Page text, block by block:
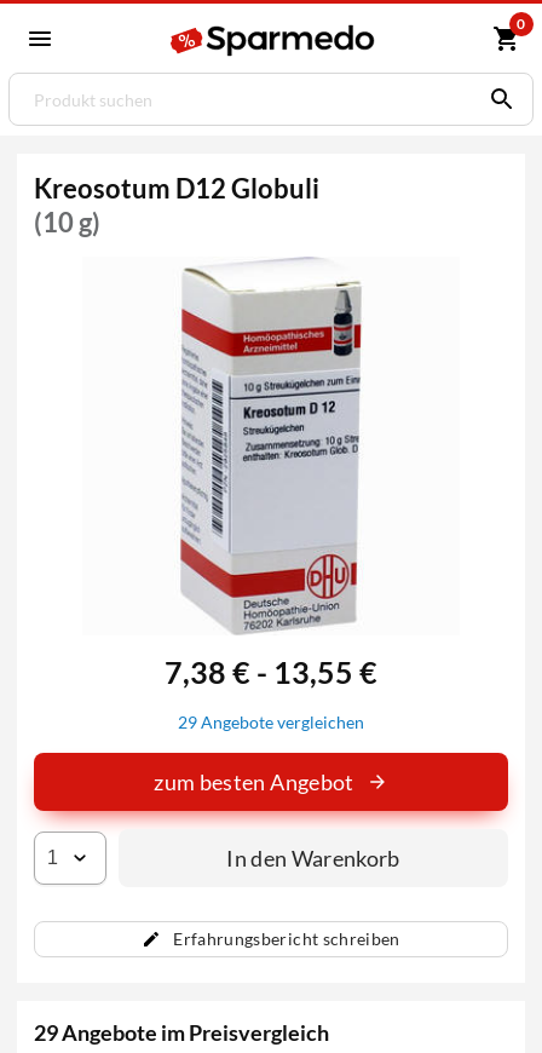
0
Kreosotum D12 Globuli
(10 g)
Erfahrungsbericht schreiben
7,38 € - 13,55 €
29 Angebote vergleichen
zum besten Angebot
In den Warenkorb
29 Angebote im Preisvergleich